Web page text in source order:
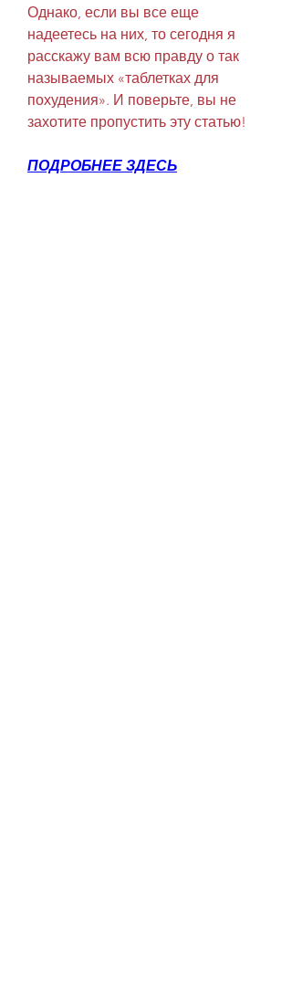
Однако, если вы все еще
надеетесь на них, то сегодня я
расскажу вам всю правду о так
называемых «таблетках для
похудения». И поверьте, вы не
захотите пропустить эту статью!
ПОДРОБНЕЕ ЗДЕСЬ